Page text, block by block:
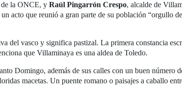
de la ONCE, y Raúl Pingarrón Crespo, alcalde de
acto que reunió a gran parte de su población “orgullo
del vasco y significa pastizal. La primera constancia
que Villaminaya es una aldea de Toledo.
Domingo, además de sus calles con un buen número
macetas. Un puente romano o paisajes a caballo